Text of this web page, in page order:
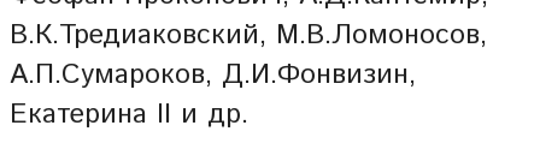
В.К.Тредиаковский, М.В.Ломоносов,
А.П.Сумароков, Д.И.Фонвизин,
Екатерина II и др.